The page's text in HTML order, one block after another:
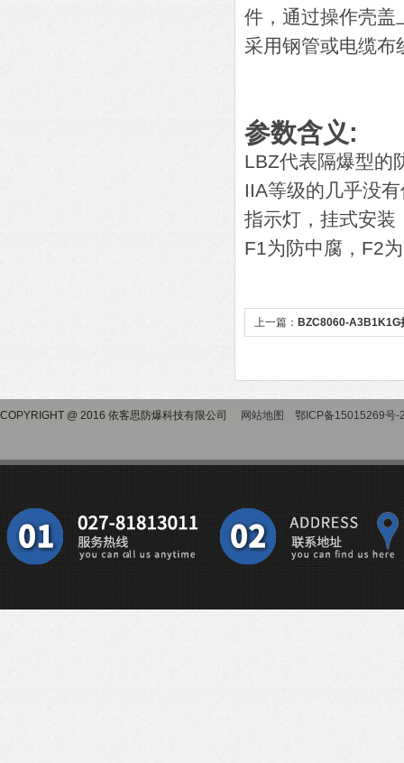
件，通过操作壳盖
采用钢管或电缆布
参数含义:
LBZ代表隔爆型的
IIA等级的几乎没
指示灯，挂式安装
F1为防中腐，F2
上一篇： BZC8060-A3B1K1G
COPYRIGHT @ 2016 依客思防爆科技有限公司 网站地图 鄂ICP备15015269号-